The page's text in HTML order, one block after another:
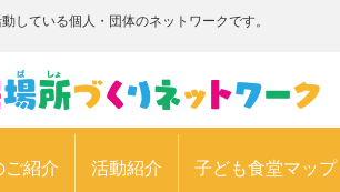
している個人・団体のネットワークです。
ご紹介 活動紹介 子ども食堂マップ